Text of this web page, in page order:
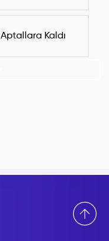
Aptallara Kaldı